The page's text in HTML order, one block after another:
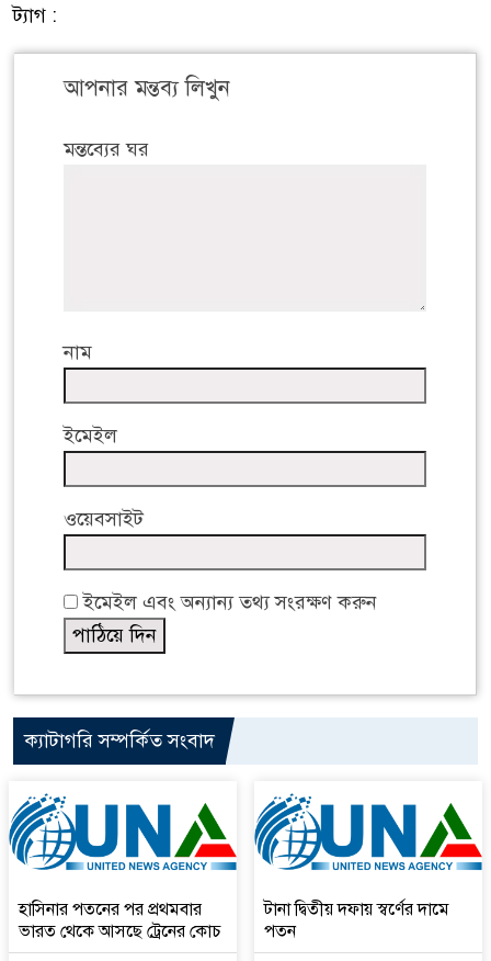
ট্যাগ :
আপনার মন্তব্য লিখুন
মন্তব্যের ঘর
নাম
ইমেইল
ওয়েবসাইট
ইমেইল এবং অন্যান্য তথ্য সংরক্ষণ করুন
ক্যাটাগরি সম্পর্কিত সংবাদ
হাসিনার পতনের পর প্রথমবার
ভারত থেকে আসছে ট্রেনের কোচ
টানা দ্বিতীয় দফায় স্বর্ণের দামে
পতন